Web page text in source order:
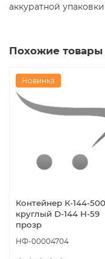
аккуратной
Похожие товары
Новинка
Контейнер К-144-
круглый D-144 H-59
прозр
НФ-00004704